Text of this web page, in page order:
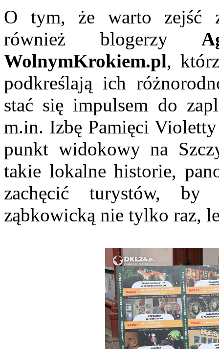
O tym, że warto zejść
również blogerzy
WolnymKrokiem.pl,
podkreślają ich
stać się impulsem do
m.in. Izbę Pamięci
punkt widokowy na
takie lokalne historie,
zachęcić turystów,
ząbkowicką nie tylko raz,